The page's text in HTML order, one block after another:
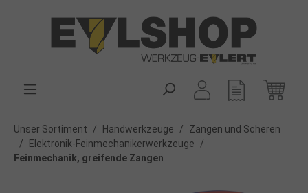
Unser Sortiment / Handwerkzeuge /
Zangen und Scheren
/
Elektronik-Feinmechanikerwerkzeuge
/
Feinmechanik, greifende Zangen